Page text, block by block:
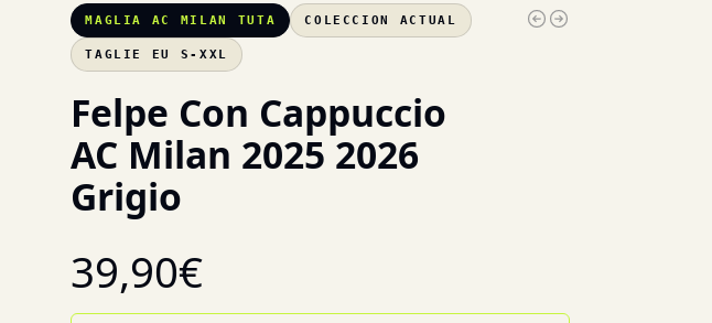
MAGLIA AC MILAN TUTA COLECCION ACTUAL
TAGLIE EU S-XXL
Felpe Con Cappuccio
AC Milan 2025 2026
Grigio
39,90€